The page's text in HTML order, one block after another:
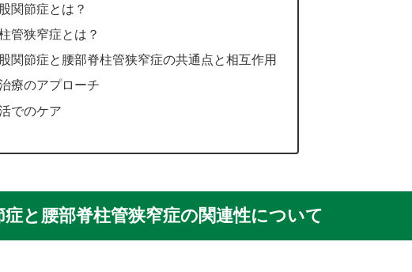
関節症とは？
管狭窄症とは？
関節症と腰部脊柱管狭窄症の共通点と相互作用
療のアプローチ
でのケア
症と腰部脊柱管狭窄症の関連性について